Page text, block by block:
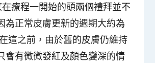
療程一開始的頭兩個禮拜並不
為正常皮膚更新的週期大約為
這之前，由於舊的皮膚仍維持
會有微微發紅及顏色變深的情